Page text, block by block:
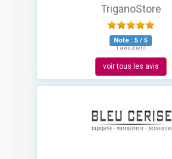
TriganoStore
Note : 5 / 5
1 avis client
voir tous les avis